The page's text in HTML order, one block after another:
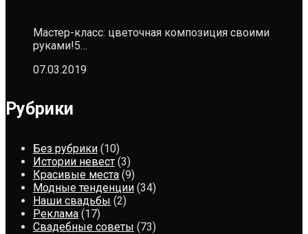
Мастер-класс: цветочная композиция своими
руками!5…
07.03.2019
Рубрики
Без рубрики (10)
Истории невест (3)
Красивые места (9)
Модные тенденции (34)
Наши свадьбы (2)
Реклама (17)
Свадебные советы (73)